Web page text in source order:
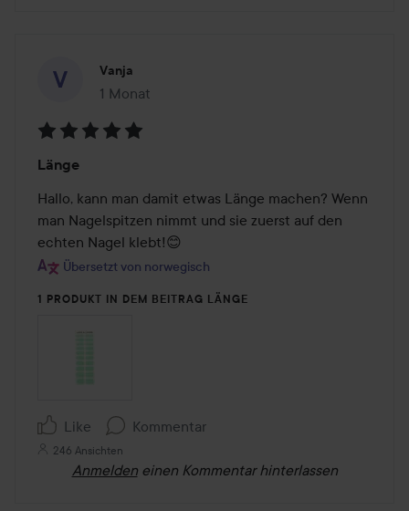
Vanja
1 Monat
Der Beitrag wurde 1 Monat erstellt
5
von
5
Länge
Hallo, kann man damit etwas Länge machen? Wenn
man Nagelspitzen nimmt und sie zuerst auf den
echten Nagel klebt!😊
Übersetzt von norwegisch
1 PRODUKT IN DEM BEITRAG LÄNGE
Like Kommentar
246 Ansichten
Anmelden einen Kommentar hinterlassen